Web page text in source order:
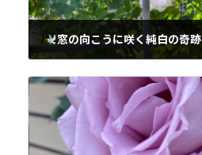
窓の向こうに咲く純白の奇跡